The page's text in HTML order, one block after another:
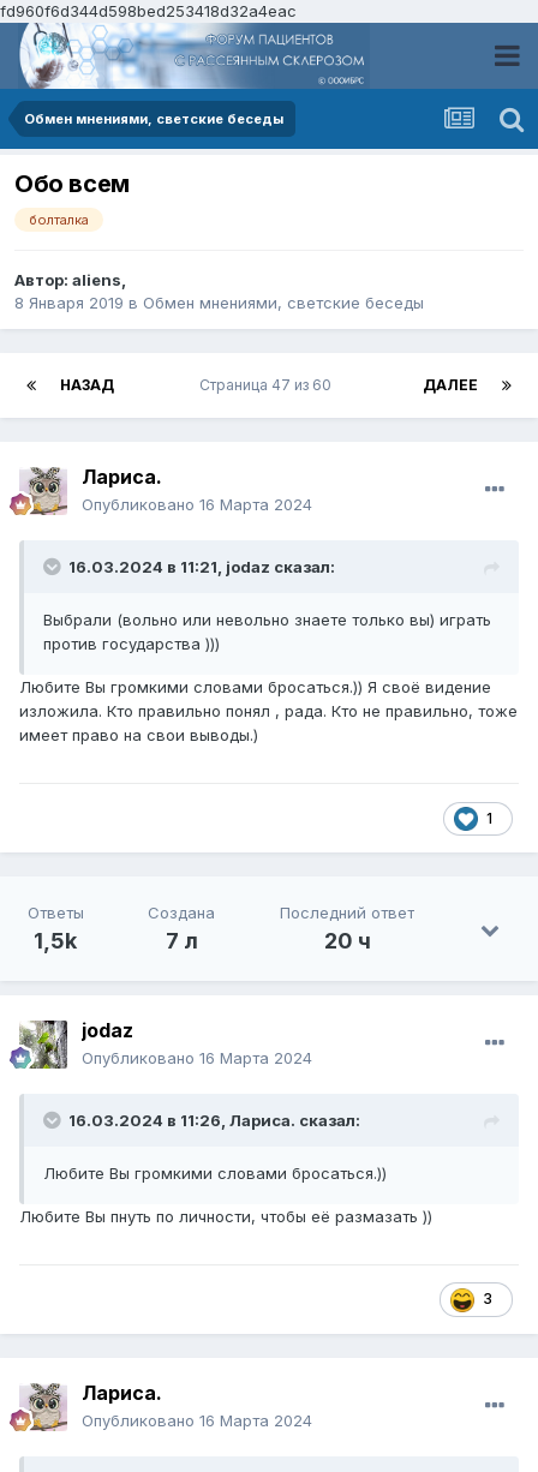
fd960f6d344d598bed253418d32a4eac
Обмен мнениями, светские беседы
Обо всем
болталка
Автор: aliens,
8 Января 2019 в Обмен мнениями, светские беседы
НАЗАД ДАЛЕЕ
Страница 47 из 60
Лариса.
Опубликовано 16 Марта 2024
16.03.2024 в 11:21, jodaz сказал:
Выбрали (вольно или невольно знаете только вы) играть
против государства )))
Любите Вы громкими словами бросаться.)) Я своё видение
изложила. Кто правильно понял , рада. Кто не правильно, тоже
имеет право на свои выводы.)
1
Ответы
1,5k
Создана
7 л
Последний ответ
20 ч
jodaz
Опубликовано 16 Марта 2024
16.03.2024 в 11:26, Лариса. сказал:
Любите Вы громкими словами бросаться.))
Любите Вы пнуть по личности, чтобы её размазать ))
3
Лариса.
Опубликовано 16 Марта 2024